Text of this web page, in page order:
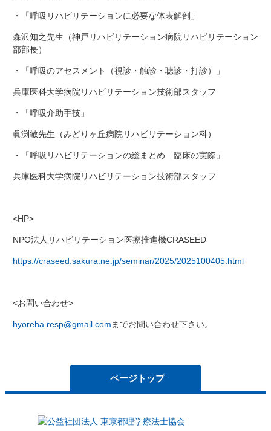
・「呼吸リハビリテーションに必要な体表解剖」
森沢知之先生（神戸リハビリテーション病院リハビリテーション
部部長）
・「呼吸のアセスメント（視診・触診・聴診・打診）」
兵庫医科大学病院リハビリテーション技術部スタッフ
・「呼吸介助手技」
眞渕敏先生（みどりヶ丘病院リハビリテーション科）
・「呼吸リハビリテーションの総まとめ 臨床の実際」
兵庫医科大学病院リハビリテーション技術部スタッフ
<HP>
NPO法人リハビリテーション医療推進機CRASEED
https://craseed.sakura.ne.jp/seminar/2025/2025100405.html
<お問い合わせ>
hyoreha.resp@gmail.com までお問い合わせ下さい。
ページトップ